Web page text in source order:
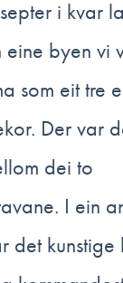
i kvar
eine byen vi
som eit tre
Der var
dei to
I ein
det